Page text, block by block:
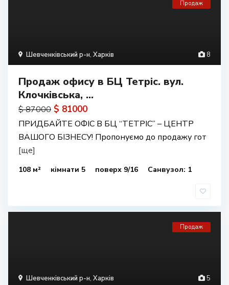
8
Шевченківський р-н, Харків
Продаж
Продаж офису в БЦ Тетріс. вул.
Клочківська, ...
$ 87000 $ 81000
ПРИДБАЙТЕ ОФІС В БЦ “ТЕТРІС” – ЦЕНТР
ВАШОГО БІЗНЕСУ! Пропонуємо до продажу гот
[ще]
108 м² кімнати 5 поверх 9/16 Санвузол: 1
5
Шевченківський р-н, Харків
Продаж